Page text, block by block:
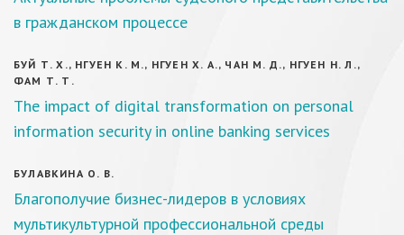
в гражданском процессе
БУЙ Т. Х., НГУЕН К. М., НГУЕН Х. А., ЧАН М. Д., НГУЕН Н. Л.,
ФАМ Т. Т.
The impact of digital transformation on personal
information security in online banking services
БУЛАВКИНА О. В.
Благополучие бизнес-лидеров в условиях
мультикультурной профессиональной среды